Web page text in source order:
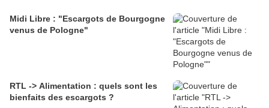
Midi Libre : "Escargots de Bourgogne
venus de Pologne"
RTL -> Alimentation : quels sont les
bienfaits des escargots ?